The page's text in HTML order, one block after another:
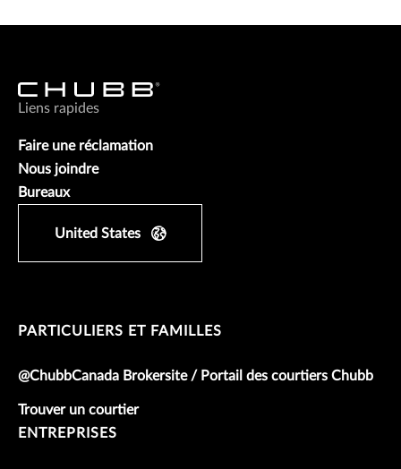
Liens rapides
Faire une réclamation
Nous joindre
Bureaux
United States
PARTICULIERS ET FAMILLES
@ChubbCanada Brokersite / Portail des courtiers Chubb
Trouver un courtier
ENTREPRISES